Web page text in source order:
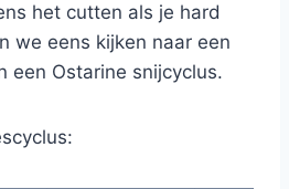
het cutten als je hard
we eens kijken naar een
een Ostarine snijcyclus.